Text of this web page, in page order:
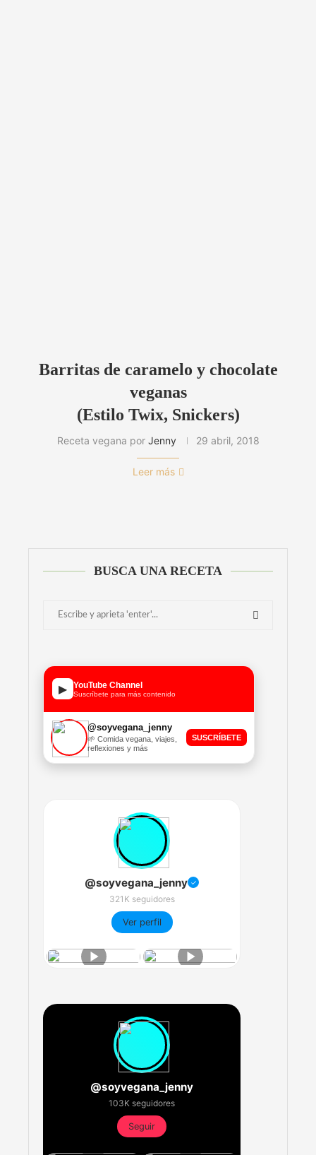
Barritas de caramelo y chocolate
veganas
(Estilo Twix, Snickers)
Receta vegana por Jenny 29 abril, 2018
Leer más
BUSCA UNA RECETA
▶ YouTube Channel
Suscríbete para más contenido
@soyvegana_jenny
🌱 Comida vegana, viajes,
reflexiones y más
SUSCRÍBETE
@soyvegana_jenny ✓
321K seguidores
Ver perfil
@soyvegana_jenny
103K seguidores
Seguir